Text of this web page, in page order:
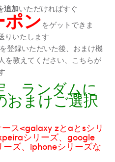
追加いただければすぐ
ンをゲットできま
りいたします
登録いただいた後、おまけ機
を教えてください、こちらが
、ランダムに
おまけご選択
ス<galaxy zとaとsシリ
シリーズ、google
ズ、iphoneシリーズな